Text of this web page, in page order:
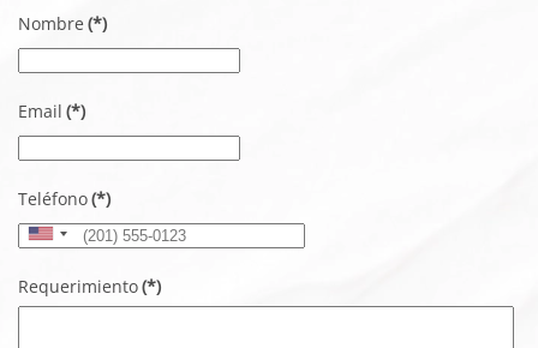
Nombre (*)
Email (*)
Teléfono(*)
United
States
+1
Requerimiento(*)